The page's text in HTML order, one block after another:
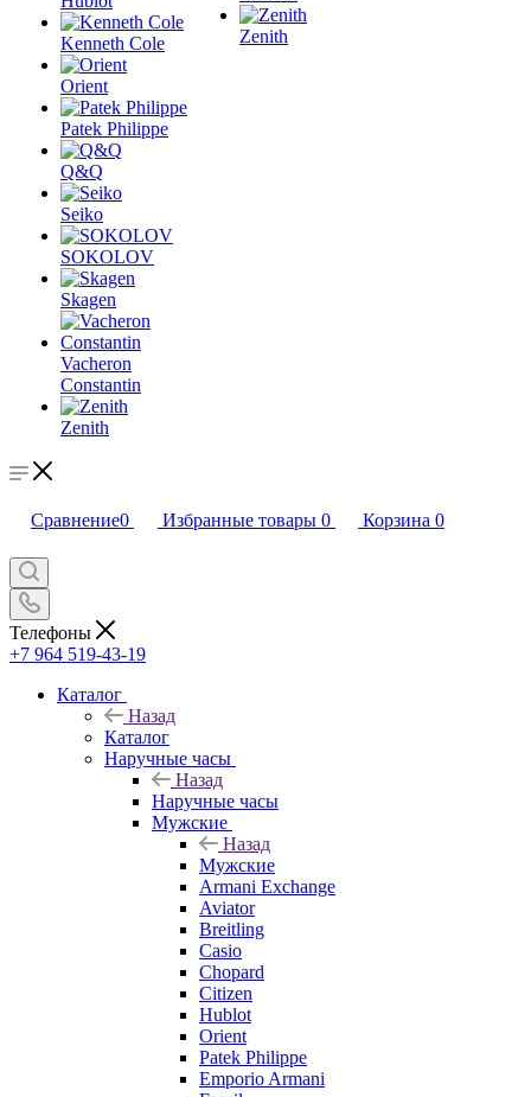
Kenneth Cole
Orient
Patek Philippe
Q&Q
Seiko
SOKOLOV
Skagen
Vacheron
Constantin
Zenith
Zenith
Сравнение0 Избранные товары 0 Корзина 0
Телефоны
+7 964 519-43-19
Каталог
Назад
Каталог
Наручные часы
Назад
Наручные часы
Мужские
Назад
Мужские
Armani Exchange
Aviator
Breitling
Casio
Chopard
Citizen
Hublot
Orient
Patek Philippe
Emporio Armani